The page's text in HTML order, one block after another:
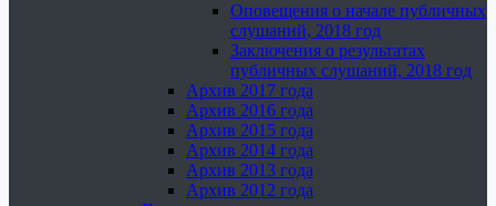
Оповещения о начале публичных
слушаний, 2018 год
Заключения о результатах
публичных слушаний, 2018 год
Архив 2017 года
Архив 2016 года
Архив 2015 года
Архив 2014 года
Архив 2013 года
Архив 2012 года